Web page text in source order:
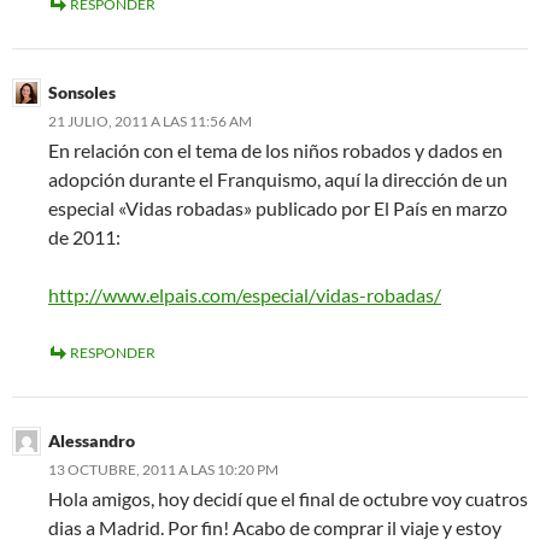
RESPONDER
Sonsoles
21 JULIO, 2011 A LAS 11:56 AM
En relación con el tema de los niños robados y dados en
adopción durante el Franquismo, aquí la dirección de un
especial «Vidas robadas» publicado por El País en marzo
de 2011:
http://www.elpais.com/especial/vidas-robadas/
RESPONDER
Alessandro
13 OCTUBRE, 2011 A LAS 10:20 PM
Hola amigos, hoy decidí que el final de octubre voy cuatros
dias a Madrid. Por fin! Acabo de comprar il viaje y estoy